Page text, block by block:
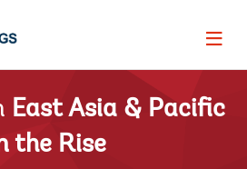
Page
East Asia & Pacific
the Rise